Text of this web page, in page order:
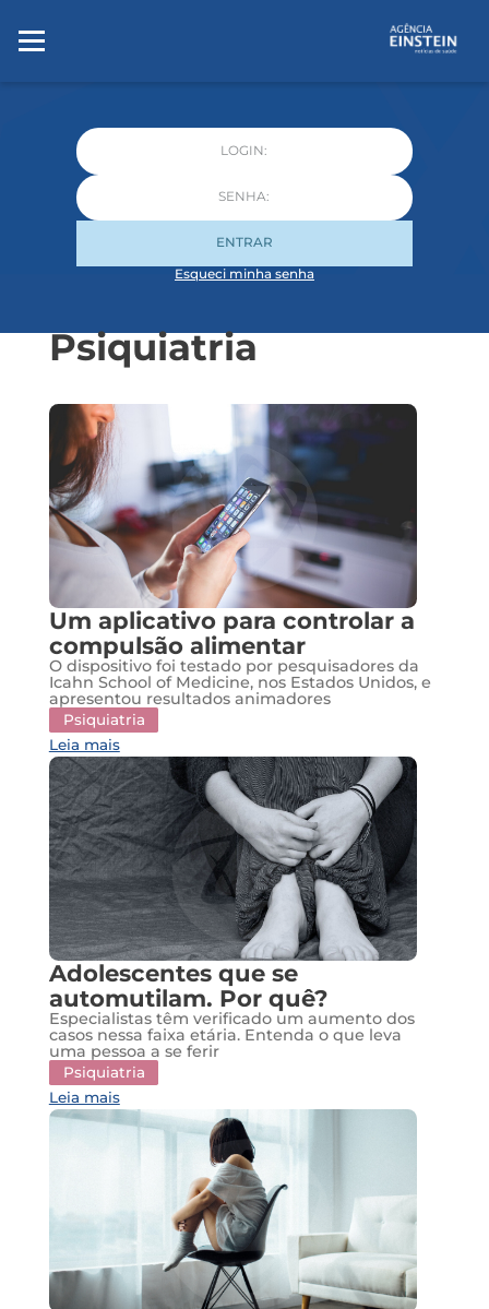
ENTRAR
Esqueci minha senha
Psiquiatria
Um aplicativo para controlar a
compulsão alimentar
O dispositivo foi testado por pesquisadores da
Icahn School of Medicine, nos Estados Unidos, e
apresentou resultados animadores
Psiquiatria
Leia mais
Adolescentes que se
automutilam. Por quê?
Especialistas têm verificado um aumento dos
casos nessa faixa etária. Entenda o que leva
uma pessoa a se ferir
Psiquiatria
Leia mais